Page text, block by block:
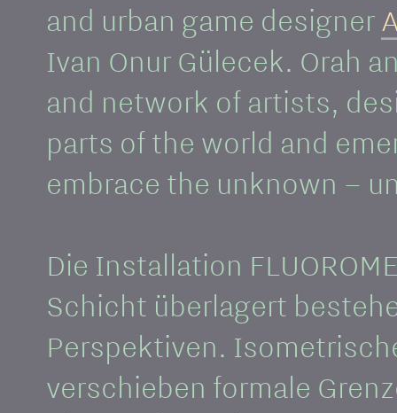
and urban game designer
Ivan Onur Gülecek. Orah
and network of artists,
parts of the world and
embrace the unknown –
Die Installation
Schicht überlagert
Perspektiven.
verschieben formale